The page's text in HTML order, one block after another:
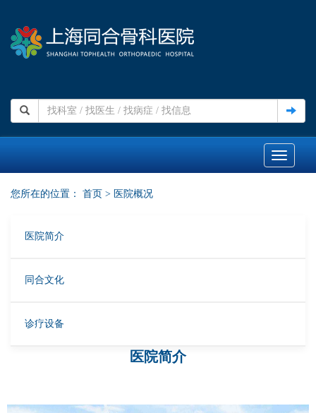
Toggle
您所在的位置： 首页 > 医院概况
医院简介
同合文化
诊疗设备
医院简介